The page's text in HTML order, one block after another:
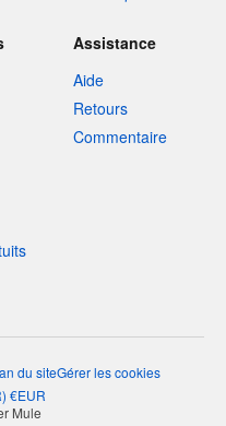
Assistance
Aide
Retours
Commentaire
du siteGérer les cookies
) €EUR
Mule